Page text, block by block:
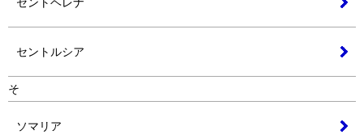
セントルシア
そ
ソマリア